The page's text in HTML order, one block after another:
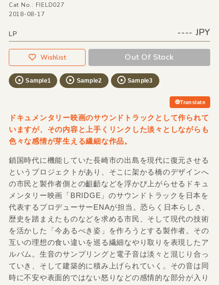
Cat No.: FIELD027
2018-08-17
LP ---- JPY
Wishlist Out Of Stock
Sample1 Sample2 Sample3
Translate
ドキュメンタリー映画のサウンドトラックとして作られて
いますが、その内容と上手くリンクした淡々としながらも
色々な感情が芽生える繊細な作品。
鎖国時代に機能していた長崎市の出島を現代に復元させる
というプロジェクトがあり、そこに架かる橋のデザインへ
の市民と製作者側との齟齬などを浮かび上がらせるドキュ
メンタリー映画「BRIDGE」のサウンドトラックを日本を
代表するプロデューサーENAが担当。恐らく日本らしさ、
歴史を踏まえたものなどを求める市民、そして現代の技術
を活かした「今あるべき姿」を作ろうとする製作者。その
互いの理想の食い違いを巡る繊細なやり取りを表現したア
ルバム。生音のサンプリングと電子音は淡々と混じり合っ
ていき、そして建築的に積み上げられていく。その音は同
時に不安や表面的ではない怒りなどの感情的な部分が入り